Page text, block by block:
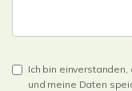
Ich bin
und meine Daten